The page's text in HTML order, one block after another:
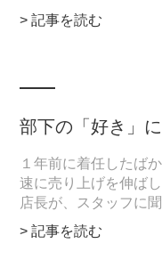
> 記事を読む
部下の「好き」
１年前に着任したば
速に売り上げを伸ば
店長が、スタッフに
> 記事を読む